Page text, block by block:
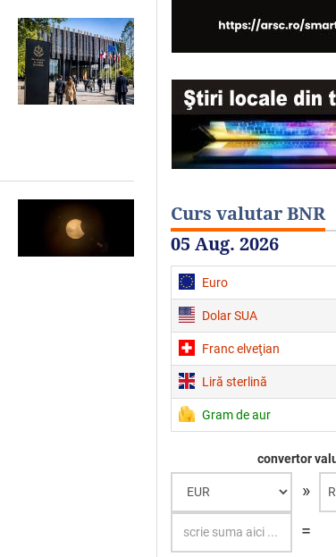
Curs valutar BNR
05 Aug. 2026
Euro
Dolar SUA
Franc elveţian
Liră sterlină
Gram de aur
convertor
»
=